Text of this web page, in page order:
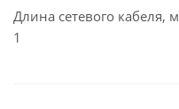
Длина сетевого кабеля, м
1